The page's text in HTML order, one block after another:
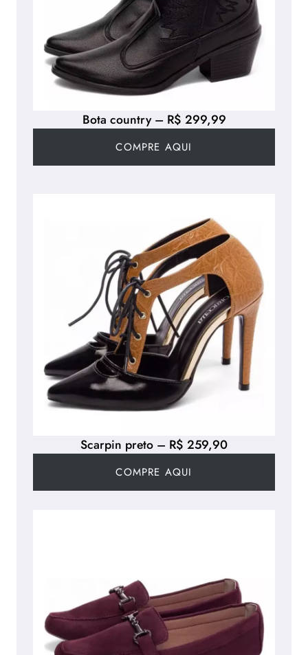
Scarpin preto – R$ 259,90
COMPRE AQUI
Bota country – R$ 299,99
COMPRE AQUI